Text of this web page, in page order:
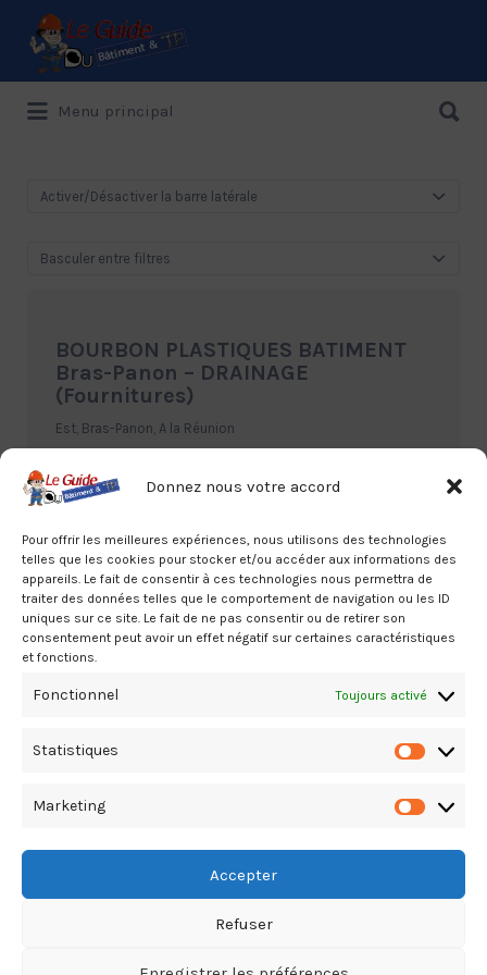
Donnez nous votre accord
Pour offrir les meilleures expériences, nous utilisons des technologies
telles que les cookies pour stocker et/ou accéder aux informations des
appareils. Le fait de consentir à ces technologies nous permettra de
traiter des données telles que le comportement de navigation ou les ID
uniques sur ce site. Le fait de ne pas consentir ou de retirer son
consentement peut avoir un effet négatif sur certaines caractéristiques
et fonctions.
Fonctionnel Toujours activé
Statistiques
Marketing
Accepter
Refuser
Le Guide de référence depuis 1995
Rechercher:
Menu principal
Activer/Désactiver la barre latérale
Basculer entre filtres
BOURBON PLASTIQUES BATIMENT
Bras-Panon – DRAINAGE
(Fournitures)
Est, Bras-Panon, A la Réunion
OMNIPLAST Sainte-Marie –
Nord, Sainte-Marie, A la Réunion